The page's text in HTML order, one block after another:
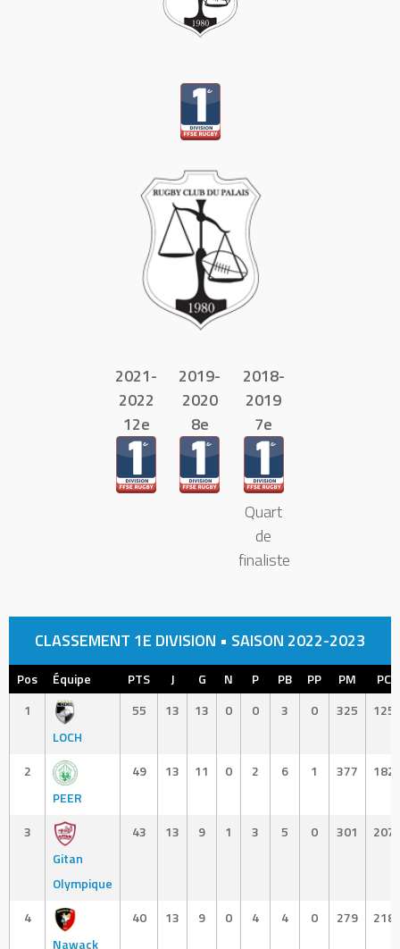
2021-
2022
12e
2019-
2020
8e
2018-
2019
7e
Quart
de
finaliste
CLASSEMENT 1E DIVISION • SAISON 2022-2023
Pos Équipe PTS J G N P PB PP PM
PC
1
LOCH
55 13 13 0 0 3 0 325 125
2
PEER
49 13 11 0 2 6 1 377 182
3
Gitan
Olympique
43 13 9 1 3 5 0 301 207
4
Nawack
40 13 9 0 4 4 0 279 218